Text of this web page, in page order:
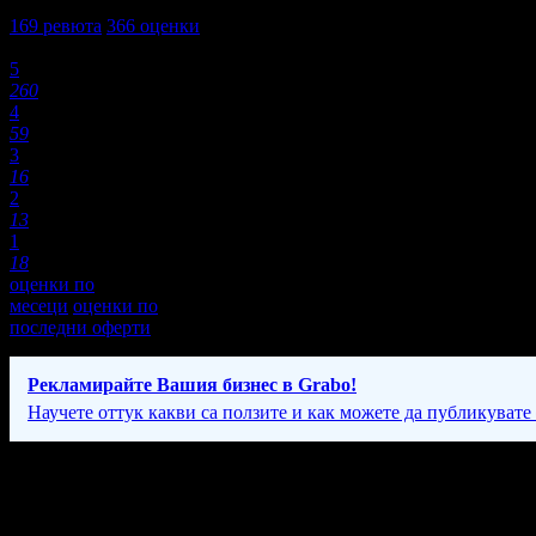
169 ревюта 366 оценки
5
260
4
59
3
16
2
13
1
18
оценки по
месеци оценки по
последни оферти
Рекламирайте Вашия бизнес в Grabo!
Научете оттук какви са ползите и как можете да публикувате